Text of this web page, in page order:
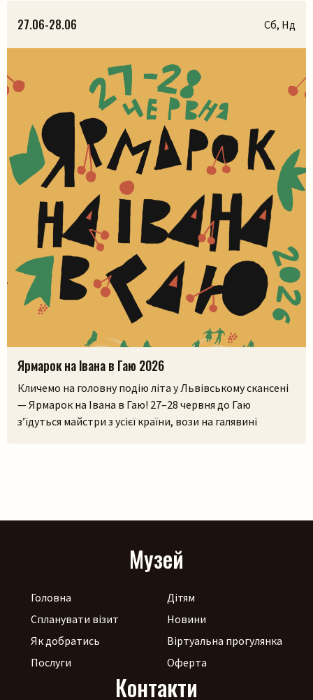
передати досвід і встановити зв’язок із сакральним.
Камінь, як матеріал, існував задовго до появи людини,
27.06-28.06 Сб, Нд
Ярмарок на Івана в Гаю 2026
Кличемо на головну подію літа у Львівському скансені
— Ярмарок на Івана в Гаю! 27–28 червня до Гаю
з’їдуться майстри з усієї країни, вози на галявині
Музей
Головна
Спланувати візит
Як добратись
Послуги
Дітям
Новини
Віртуальна прогулянка
Оферта
Контакти